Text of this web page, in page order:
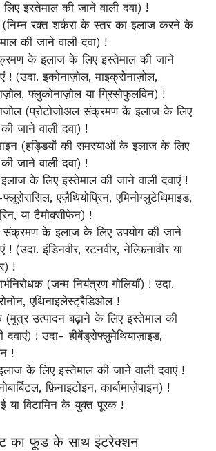
इस्तेमाल की जाने वाली दवा) !
(निम्न रक्त शर्करा के स्तर का इलाज करने के
की जाने वाली दवा) !
के इलाज के लिए इस्तेमाल की जाने
! (उदा. इकोनाज़ोल, माइक्रोनाज़ोल,
फ्लुकोनाज़ोल या ग्रिसोफुलविन) !
(प्रोटोजोअल संक्रमण के इलाज के लिए
जाने वाली दवा) !
(हड्डियों की समस्याओं के इलाज के लिए
जाने वाली दवा) !
के लिए इस्तेमाल की जाने वाली दवाएं !
एज़ैथियोप्रिन, एमिनोग्लुटेथिमाइड,
या टैमोक्सीफेन) !
संक्रमण के इलाज के लिए उपयोग की जाने
! (उदा. इंडिनवीर, रटनवीर, नेल्फिनावीर या
!
(जन्म नियंत्रण गोलियाँ) ! उदा.
एथिनाइलेस्ट्रैडिओल !
(मूत्र उत्पादन बढ़ाने के लिए इस्तेमाल की
दवाएं) ! उदा- हीबेंड्रोफ्लुमेथियाज़ाइड,
!
के लिए इस्तेमाल की जाने वाली दवाएं !
फ़िनाइटोइन, कार्बामाज़ेपाइन) !
ई या विटामिन के युक्त पूरक !
का फूड के साथ इंटरेक्शन